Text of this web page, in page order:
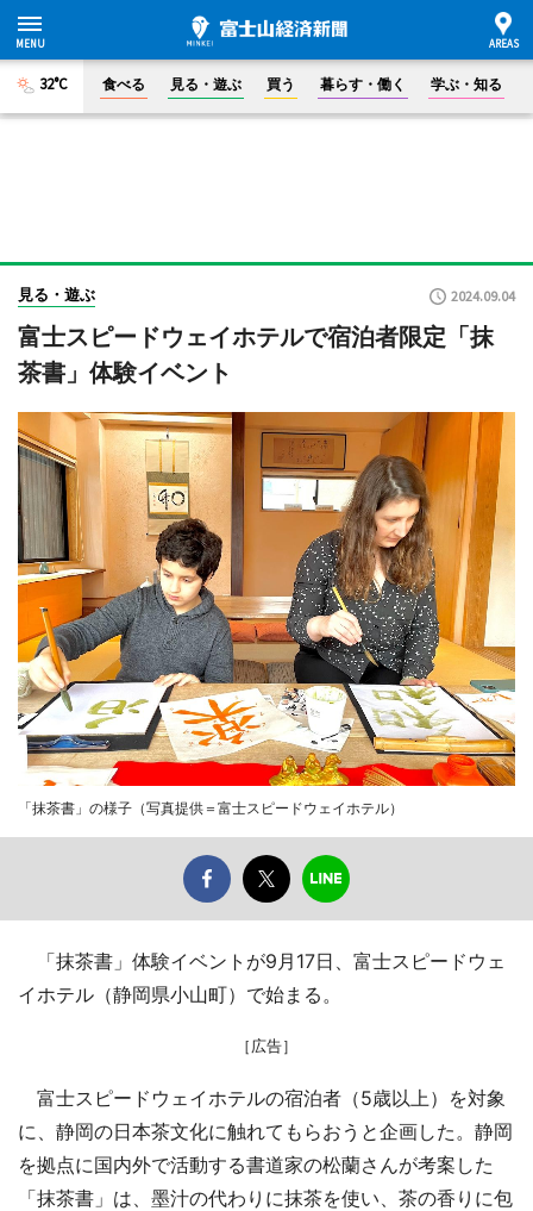
32°C 食べる 見る・遊ぶ 買う 暮らす・働く 学ぶ・知る
見る・遊ぶ 2024.09.04
富士スピードウェイホテルで宿泊者限定「抹
茶書」体験イベント
「抹茶書」の様子（写真提供＝富士スピードウェイホテル）
「抹茶書」体験イベントが9月17日、富士スピードウェ
イホテル（静岡県小山町）で始まる。
［広告］
富士スピードウェイホテルの宿泊者（5歳以上）を対象
に、静岡の日本茶文化に触れてもらおうと企画した。静岡
を拠点に国内外で活動する書道家の松蘭さんが考案した
「抹茶書」は、墨汁の代わりに抹茶を使い、茶の香りに包